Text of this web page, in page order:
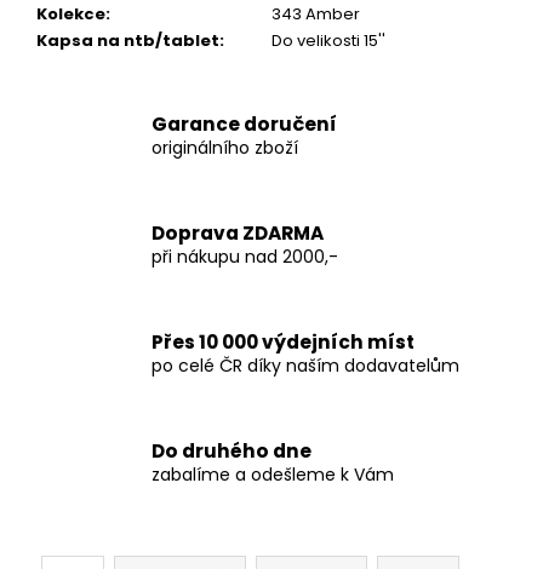
Kolekce:
343 Amber
Kapsa na ntb/tablet: Do velikosti 15''
Garance doručení
originálního zboží
Doprava ZDARMA
při nákupu nad 2000,-
Přes 10 000 výdejních míst
po celé ČR díky naším dodavatelům
Do druhého dne
zabalíme a odešleme k Vám